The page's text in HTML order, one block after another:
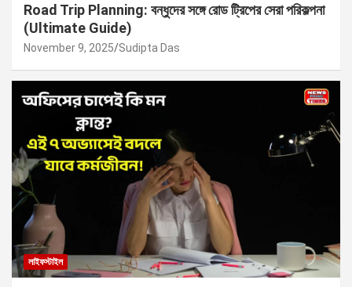
Road Trip Planning: বন্ধুদের সঙ্গে রোড ট্রিপের সেরা পরিকল্পনা
(Ultimate Guide)
November 9, 2025 Sudipta Das
লাইফস্টাইল